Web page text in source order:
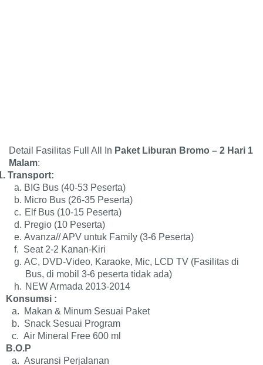
Detail Fasilitas Full All In Paket Liburan Bromo – 2 Hari 1
Malam:
Transport:
a. BIG Bus (40-53 Peserta)
b. Micro Bus (26-35 Peserta)
c. Elf Bus (10-15 Peserta)
d. Pregio (10 Peserta)
e. Avanza// APV untuk Family (3-6 Peserta)
f. Seat 2-2 Kanan-Kiri
g. AC, DVD-Video, Karaoke, Mic, LCD TV (Fasilitas di
Bus, di mobil 3-6 peserta tidak ada)
h. NEW Armada 2013-2014
Konsumsi :
a.
Makan & Minum Sesuai Paket
b. Snack Sesuai Program
c. Air Mineral Free 600 ml
B.O.P
a. Asuransi Perjalanan